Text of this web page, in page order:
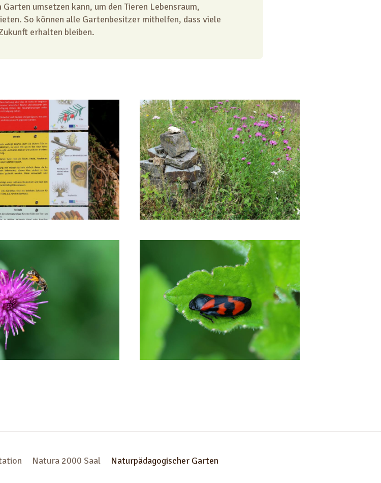
umsetzen kann, um den Tieren Lebensraum,
So können alle Gartenbesitzer mithelfen, dass viele
erhalten bleiben.
Natura 2000 Saal Naturpädagogischer Garten